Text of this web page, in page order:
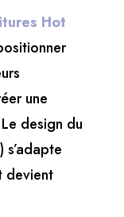
Hot
une
design du
devient